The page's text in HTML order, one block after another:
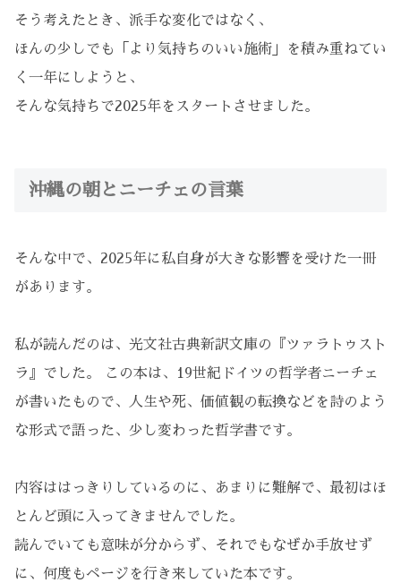
そう考えたとき、派手な変化ではなく、
ほんの少しでも「より気持ちのいい施術」を積み重ねてい
く一年にしようと、
そんな気持ちで2025年をスタートさせました。
沖縄の朝とニーチェの言葉
そんな中で、2025年に私自身が大きな影響を受けた一冊
があります。
私が読んだのは、光文社古典新訳文庫の『ツァラトゥスト
ラ』でした。 この本は、19世紀ドイツの哲学者ニーチェ
が書いたもので、人生や死、価値観の転換などを詩のよう
な形式で語った、少し変わった哲学書です。
内容ははっきりしているのに、あまりに難解で、最初はほ
とんど頭に入ってきませんでした。
読んでいても意味が分からず、それでもなぜか手放せず
に、何度もページを行き来していた本です。